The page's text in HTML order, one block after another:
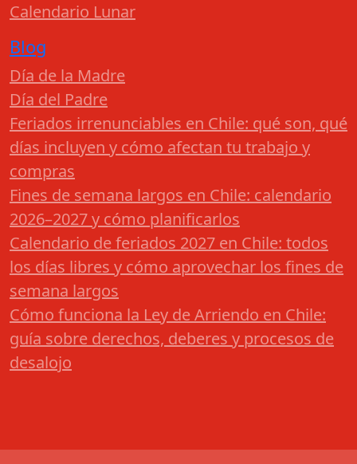
Calendario Lunar
Blog
Día de la Madre
Día del Padre
Feriados irrenunciables en Chile: qué son, qué
días incluyen y cómo afectan tu trabajo y
compras
Fines de semana largos en Chile: calendario
2026–2027 y cómo planificarlos
Calendario de feriados 2027 en Chile: todos
los días libres y cómo aprovechar los fines de
semana largos
Cómo funciona la Ley de Arriendo en Chile:
guía sobre derechos, deberes y procesos de
desalojo